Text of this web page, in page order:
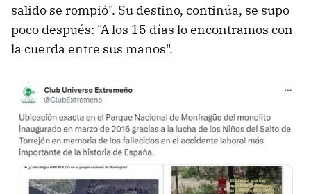
salido se rompió". Su destino, continúa, se supo
poco después: "A los 15 días lo encontramos con
la cuerda entre sus manos".